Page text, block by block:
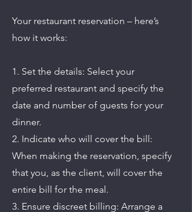
Your restaurant reservation – here’s
how it works:
1. Set the details: Select your
preferred restaurant and specify the
date and number of guests for your
dinner.
2. Indicate who will cover the bill:
When making the reservation, specify
that you, as the client, will cover the
entire bill for the meal.
3. Ensure discreet billing: Arrange a